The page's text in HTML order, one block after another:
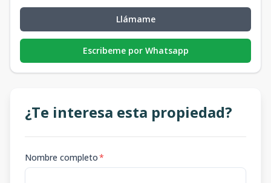
Llámame
Escribeme por Whatsapp
¿Te interesa esta propiedad?
Nombre completo*